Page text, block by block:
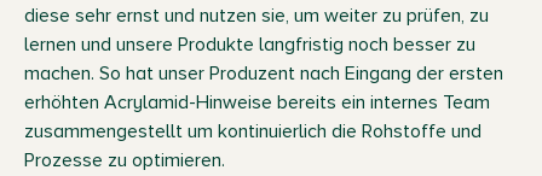
diese sehr ernst und nutzen sie, um weiter zu prüfen, zu
lernen und unsere Produkte langfristig noch besser zu
machen. So hat unser Produzent nach Eingang der ersten
erhöhten Acrylamid-Hinweise bereits ein internes Team
zusammengestellt um kontinuierlich die Rohstoffe und
Prozesse zu optimieren.